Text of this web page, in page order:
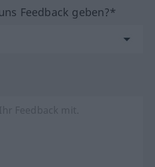
Feedback geben?*